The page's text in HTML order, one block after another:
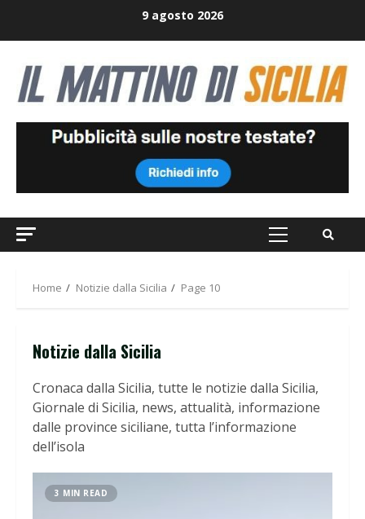
9 agosto 2026
Primary
Home Notizie dalla Sicilia Page 10
Notizie dalla Sicilia
Cronaca dalla Sicilia, tutte le notizie dalla Sicilia,
Giornale di Sicilia, news, attualità, informazione
dalle province siciliane, tutta l’informazione
dell’isola
3 MIN READ